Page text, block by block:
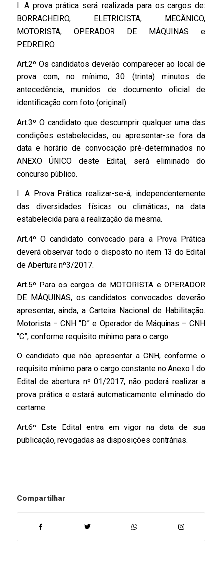
I. A prova prática será realizada para os cargos de:
BORRACHEIRO, ELETRICISTA, MECÂNICO,
MOTORISTA, OPERADOR DE MÁQUINAS e
PEDREIRO.
Art.2º Os candidatos deverão comparecer ao local de
prova com, no mínimo, 30 (trinta) minutos de
antecedência, munidos de documento oficial de
identificação com foto (original).
Art.3º O candidato que descumprir qualquer uma das
condições estabelecidas, ou apresentar-se fora da
data e horário de convocação pré-determinados no
ANEXO ÚNICO deste Edital, será eliminado do
concurso público.
I. A Prova Prática realizar-se-á, independentemente
das diversidades físicas ou climáticas, na data
estabelecida para a realização da mesma.
Art.4º O candidato convocado para a Prova Prática
deverá observar todo o disposto no item 13 do Edital
de Abertura nº3/2017.
Art.5º Para os cargos de MOTORISTA e OPERADOR
DE MÁQUINAS, os candidatos convocados deverão
apresentar, ainda, a Carteira Nacional de Habilitação.
Motorista – CNH “D” e Operador de Máquinas – CNH
“C”, conforme requisito mínimo para o cargo.
O candidato que não apresentar a CNH, conforme o
requisito mínimo para o cargo constante no Anexo I do
Edital de abertura nº 01/2017, não poderá realizar a
prova prática e estará automaticamente eliminado do
certame.
Art.6º Este Edital entra em vigor na data de sua
publicação, revogadas as disposições contrárias.
Compartilhar